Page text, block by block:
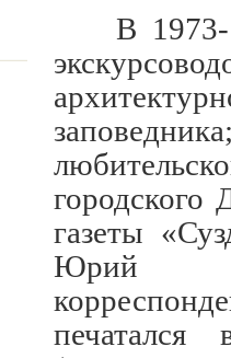
В
заповедника
городского
газеты
Юрий